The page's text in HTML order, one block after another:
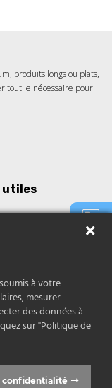
Demande
produits longs ou plats,
tout le nécessaire pour
utiles
à votre
mesurer
des données à
sur "Politique de
confidentialité